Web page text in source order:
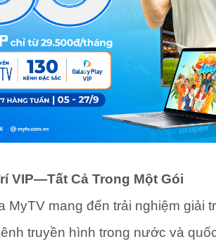
VIP—Tất Cả Trong Một Gói
MyTV mang đến trải nghiệm giải
truyền hình trong nước và